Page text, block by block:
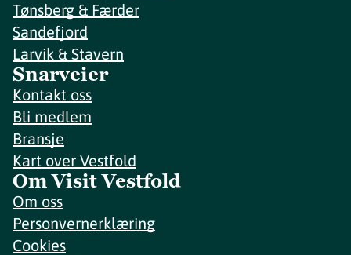
Tønsberg & Færder
Sandefjord
Larvik & Stavern
Snarveier
Kontakt oss
Bli medlem
Bransje
Kart over Vestfold
Om Visit Vestfold
Om oss
Personvernerklæring
Cookies